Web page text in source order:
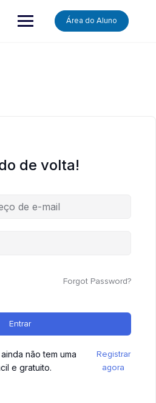
Área do Aluno
de volta!
Forgot Password?
Entrar
não tem uma
e gratuito.
Registrar
agora